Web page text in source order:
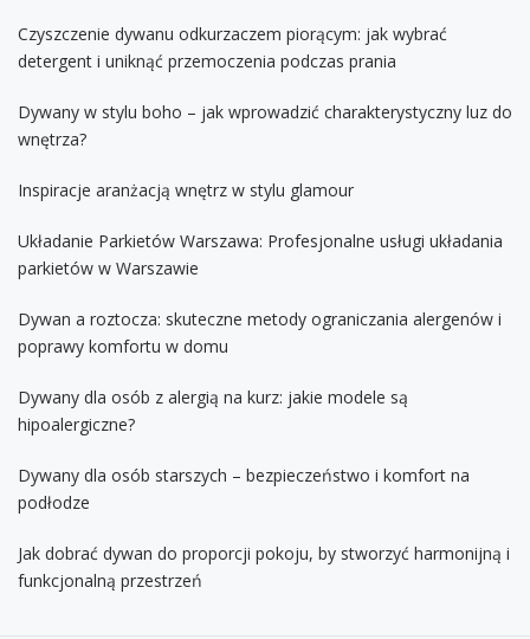
Czyszczenie dywanu odkurzaczem piorącym: jak wybrać
detergent i uniknąć przemoczenia podczas prania
Dywany w stylu boho – jak wprowadzić charakterystyczny luz do
wnętrza?
Inspiracje aranżacją wnętrz w stylu glamour
Układanie Parkietów Warszawa: Profesjonalne usługi układania
parkietów w Warszawie
Dywan a roztocza: skuteczne metody ograniczania alergenów i
poprawy komfortu w domu
Dywany dla osób z alergią na kurz: jakie modele są
hipoalergiczne?
Dywany dla osób starszych – bezpieczeństwo i komfort na
podłodze
Jak dobrać dywan do proporcji pokoju, by stworzyć harmonijną i
funkcjonalną przestrzeń